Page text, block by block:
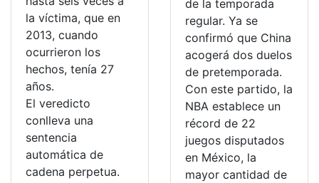
la víctima, que en
2013, cuando
ocurrieron los
hechos, tenía 27
años.
El veredicto
conlleva una
sentencia
automática de
cadena perpetua.
de la temporada
regular. Ya se
confirmó que China
acogerá dos duelos
de pretemporada.
Con este partido, la
NBA establece un
récord de 22
juegos disputados
en México, la
mayor cantidad de